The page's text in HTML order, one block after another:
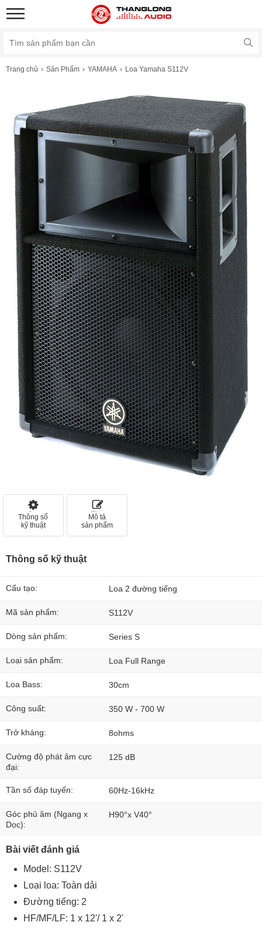
Trang chủ Sản Phẩm YAMAHA Loa Yamaha S112V
Thông số
kỹ thuật
Mô tả
sản phẩm
Thông số kỹ thuật
Cấu tạo: Loa 2 đường tiếng
Mã sản phẩm: S112V
Dòng sản phẩm: Series S
Loại sản phẩm: Loa Full Range
Loa Bass: 30cm
Công suất: 350 W - 700 W
Trở kháng: 8ohms
Cường độ phát âm cực
đại:
125 dB
Tần số đáp tuyến: 60Hz-16kHz
Góc phủ âm (Ngang x
Dọc):
H90°x V40°
Bài viết đánh giá
Model: S112V
Loại loa: Toàn dải
Đường tiếng: 2
HF/MF/LF: 1 x 12'/ 1 x 2'